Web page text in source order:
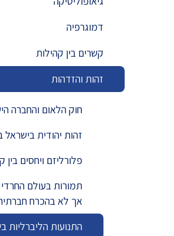
דמוקרטיה
חרדים
המזרח
חרבות
יחסי
דמוגרפיה
קשרים בין קהילות
זהות והזדהות
חוק הלאום והחברה
זהות יהודית
פלורליזם ויחסים
תמורות בעולם
אך לא בהכרח
התנועות הליברליות